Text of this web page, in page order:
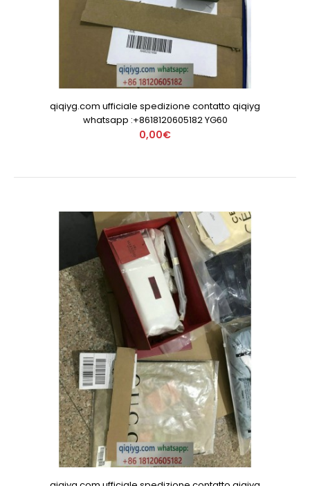
qiqiyg.com ufficiale spedizione contatto qiqiyg
whatsapp :+8618120605182 YG60
0,00€